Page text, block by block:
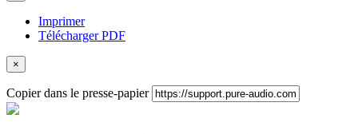
Imprimer
Télécharger PDF
×
Copier dans le presse-papier